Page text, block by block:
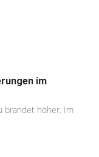
im
brandet höher. Im